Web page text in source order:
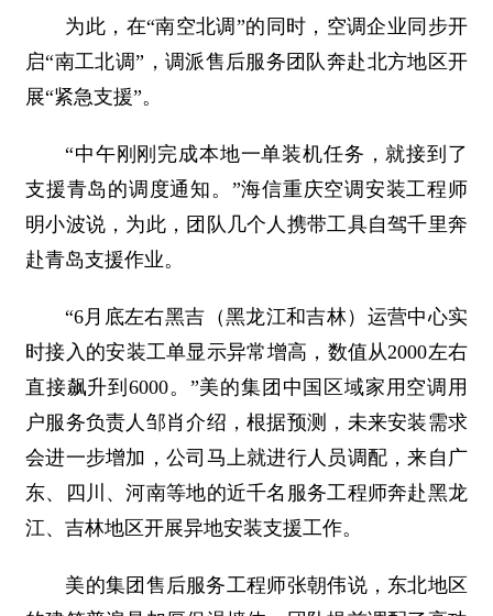
为此，在“南空北调”的同时，空调企业同步开
启“南工北调”，调派售后服务团队奔赴北方地区开
展“紧急支援”。
“中午刚刚完成本地一单装机任务，就接到了
支援青岛的调度通知。”海信重庆空调安装工程师
明小波说，为此，团队几个人携带工具自驾千里奔
赴青岛支援作业。
“6月底左右黑吉（黑龙江和吉林）运营中心实
时接入的安装工单显示异常增高，数值从2000左右
直接飙升到6000。”美的集团中国区域家用空调用
户服务负责人邹肖介绍，根据预测，未来安装需求
会进一步增加，公司马上就进行人员调配，来自广
东、四川、河南等地的近千名服务工程师奔赴黑龙
江、吉林地区开展异地安装支援工作。
美的集团售后服务工程师张朝伟说，东北地区